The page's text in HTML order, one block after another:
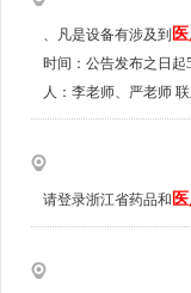
、凡是设备有涉及到
时间：公告发布之日
人：李老师、严老师
请登录浙江省药品和